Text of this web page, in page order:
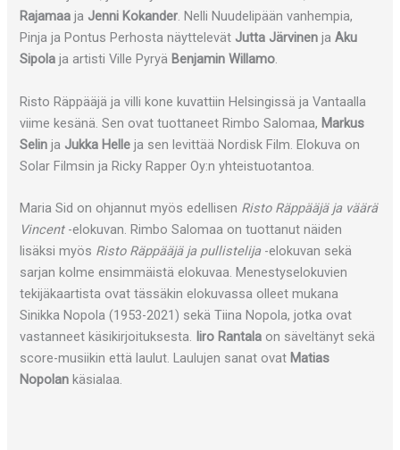
Rajamaa ja Jenni Kokander. Nelli Nuudelipään vanhempia,
Pinja ja Pontus Perhosta näyttelevät Jutta Järvinen jaAku
Sipola ja artisti Ville Pyryä Benjamin Willamo.
Risto Räppääjä ja villi kone kuvattiin Helsingissä ja Vantaalla
viime kesänä. Sen ovat tuottaneet Rimbo Salomaa, Markus
Selin ja Jukka Helle ja sen levittää Nordisk Film. Elokuva on
Solar Filmsin ja Ricky Rapper Oy:n yhteistuotantoa.
Maria Sid on ohjannut myös edellisen Risto Räppääjä ja väärä
Vincent-elokuvan. Rimbo Salomaa on tuottanut näiden
lisäksi myös Risto Räppääjä ja pullistelija -elokuvan sekä
sarjan kolme ensimmäistä elokuvaa. Menestyselokuvien
tekijäkaartista ovat tässäkin elokuvassa olleet mukana
Sinikka Nopola (1953-2021) sekä Tiina Nopola, jotka ovat
vastanneet käsikirjoituksesta. Iiro Rantala on säveltänyt sekä
score-musiikin että laulut. Laulujen sanat ovat Matias
Nopolan käsialaa.